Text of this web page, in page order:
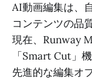
AI動画編集は、
コンテンツの品
現在、Runway
「Smart Cut」
先進的な編集オ